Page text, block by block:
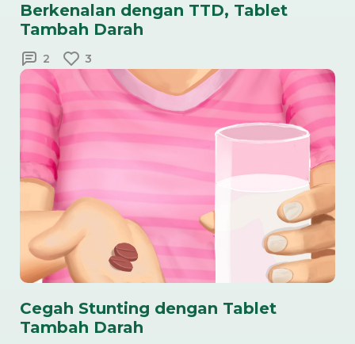
Berkenalan dengan TTD, Tablet
Tambah Darah
2 3
Cegah Stunting dengan Tablet
Tambah Darah